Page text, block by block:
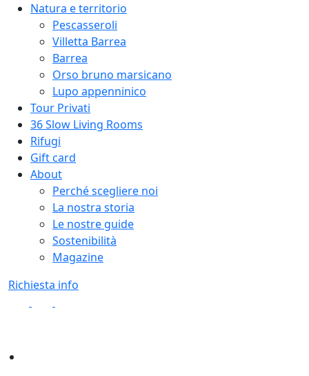
Natura e territorio
Pescasseroli
Villetta Barrea
Barrea
Orso bruno marsicano
Lupo appenninico
Tour Privati
36 Slow Living Rooms
Rifugi
Gift card
About
Perché scegliere noi
La nostra storia
Le nostre guide
Sostenibilità
Magazine
Richiesta info